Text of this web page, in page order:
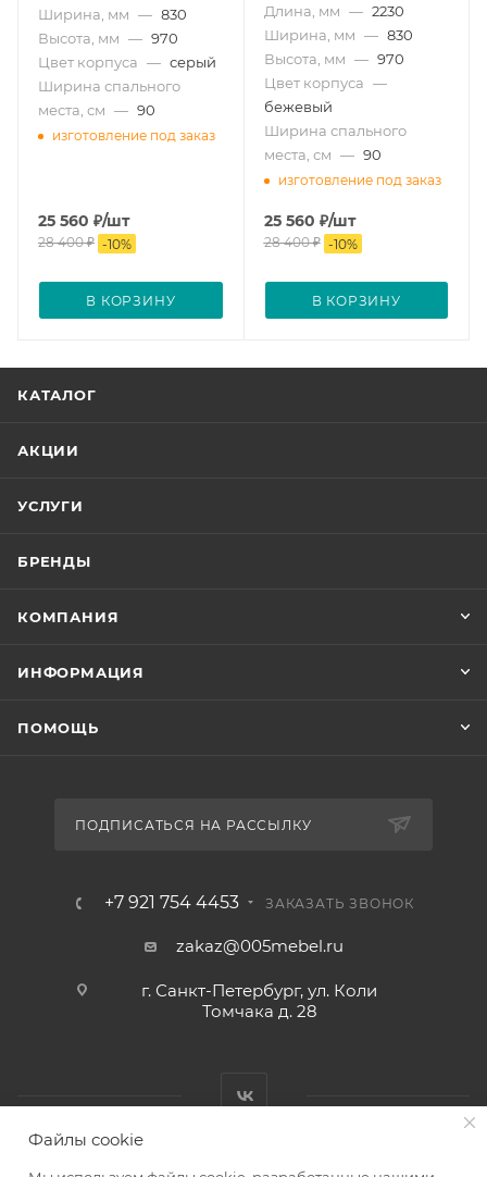
Ширина, мм — 830
Высота, мм — 970
Цвет корпуса — серый
Ширина спального
места, см — 90
изготовление под заказ
25 560 ₽/шт
28 400₽ -10%
В КОРЗИНУ
Длина, мм — 2230
Ширина, мм — 830
Высота, мм — 970
Цвет корпуса —
бежевый
Ширина спального
места, см — 90
изготовление под заказ
25 560 ₽/шт
28 400₽ -10%
В КОРЗИНУ
КАТАЛОГ
АКЦИИ
УСЛУГИ
БРЕНДЫ
КОМПАНИЯ
ИНФОРМАЦИЯ
ПОМОЩЬ
ПОДПИСАТЬСЯ НА РАССЫЛКУ
+7 921 754 4453 ЗАКАЗАТЬ ЗВОНОК
zakaz@005mebel.ru
г. Санкт-Петербург, ул. Коли
Томчака д. 28
Файлы cookie